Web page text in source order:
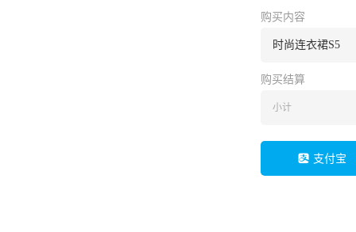
购买内容
时尚连衣裙S5
购买结算
小计
支付宝